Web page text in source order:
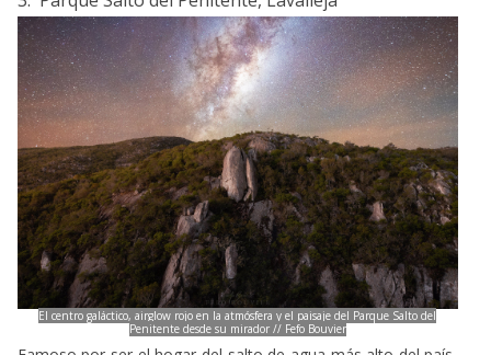
El centro galáctico, airglow rojo en la atmósfera y el paisaje del Parque Salto del
Penitente desde su mirador // Fefo Bouvier
Famoso por ser el hogar del salto de agua más alto del país,
es uno de los parques más hermosos del Uruguay . Por
estar ubicado en plena sierra, el paisaje predominante es
rocoso, quebrado y de monte nativo. La contaminación
lumínica es muy baja, por lo que se recomienda pasar la
noche para disfrutar del cielo nocturno y disfrutar de lluvias
de meteoros como las Gemínidas de diciembre o las
Oriónidas de octubre.
4. Paisaje protegido Valle del Lunarejo, Rivera